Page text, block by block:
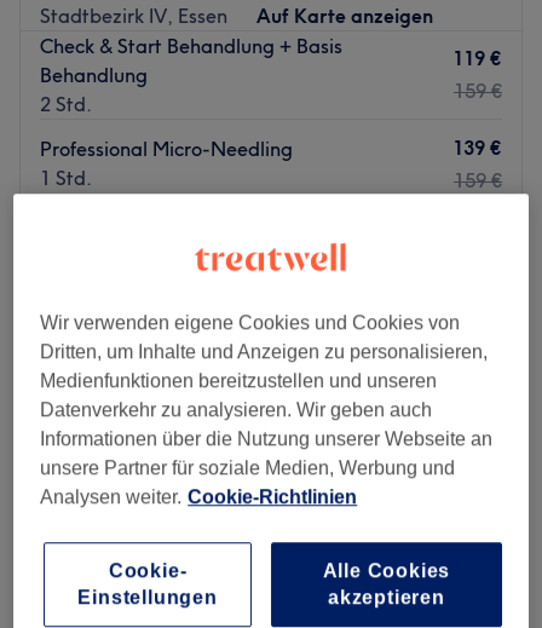
Stadtbezirk IV, Essen
Auf Karte anzeigen
Check & Start Behandlung + Basis
Behandlung
2 Std.
119 €
159 €
Professional Micro-Needling
1 Std.
139 €
159 €
Montag 08:30–14:30
Dienstag
08:30–18:00
Mittwoch
08:30–18:00
Donnerstag
08:30–14:30
Freitag
08:30– 18:00
Samstag
Im Kosmetikstudio Casa Cosmetica in Essen-Frintrop
kannst du dich entspannt zurücklehnen, während du von
Wir verwenden eigene Cookies und Cookies von
Dritten, um Inhalte und Anzeigen zu personalisieren,
Medienfunktionen bereitzustellen und unseren
Datenverkehr zu analysieren. Wir geben auch
Informationen über die Nutzung unserer Webseite an
unsere Partner für soziale Medien, Werbung und
Analysen weiter. Cookie-Richtlinien
Cookie-
Einstellungen
Alle Cookies
akzeptieren